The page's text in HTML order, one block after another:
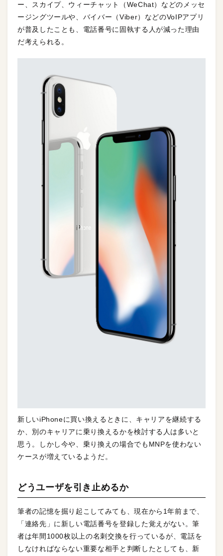
ー、スカイプ、ウィーチャット（WeChat）などのメッセ
ージングツールや、バイバー（Viber）などのVoIPアプリ
が普及したことも、電話番号に固執する人が減った理由
だ考えられる。
新しいiPhoneに買い換えるときに、キャリアを継続する
か、別のキャリアに乗り換えるかを検討する人は多いと
思う。しかし今や、乗り換えの場合でもMNPを使わない
ケースが増えているようだ。
どうユーザを引き止めるか
筆者の記憶を掘り起こしてみても、現在から1年前まで、
「連絡先」に新しい電話番号を登録した覚えがない。筆
者は年間1000枚以上の名刺交換を行っているが、電話を
しなければならない重要な相手と判断したとしても、新